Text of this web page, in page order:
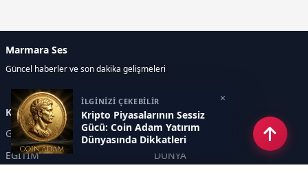
İLGİNİZİ ÇEKEBİLİR
Kripto Piyasalarının Sessiz
Gücü: Coin Adam Yatırım
Dünyasında Dikkatleri
Üzerine Çekiyor
×
Marmara Ses
Güncel haberler ve son dakika gelişmeleri
Kategoriler
GÜNDEM
EKONOMİ
EĞİTİM
DÜNYA